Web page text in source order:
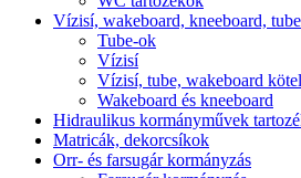
Vízisí, wakeboard, kneeboard, tube
Tube-ok
Vízisí
Vízisí, tube, wakeboard
Wakeboard és kneeboard
Hidraulikus kormányművek
Matricák, dekorcsíkok
Orr- és farsugár kormányzás